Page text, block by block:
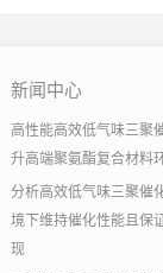
新闻中心
高性能高效低气味三聚
升高端聚氨酯复合材料
分析高效低气味三聚催
境下维持催化性能且保
现